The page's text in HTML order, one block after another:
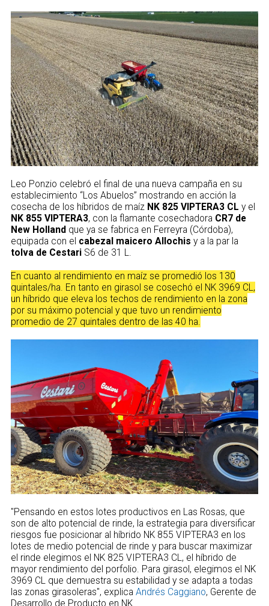
Leo Ponzio celebró el final de una nueva campaña en su
establecimiento “Los Abuelos” mostrando en acción la
cosecha de los híbridos de maíz NK 825 VIPTERA3 CL y el
NK 855 VIPTERA3, con la flamante cosechadora CR7 de
New Holland que ya se fabrica en Ferreyra (Córdoba),
equipada con el cabezal maicero Allochis y a la par la
tolva de CestariS6 de 31 L.
En cuanto al rendimiento en maíz se promedió los 130
quintales/ha. En tanto en girasol se cosechó el NK 3969 CL,
un híbrido que eleva los techos de rendimiento en la zona
por su máximo potencial y que tuvo un rendimiento
promedio de 27 quintales dentro de las 40 ha.
"Pensando en estos lotes productivos en Las Rosas, que
son de alto potencial de rinde, la estrategia para diversificar
riesgos fue posicionar al híbrido NK 855 VIPTERA3 en los
lotes de medio potencial de rinde y para buscar maximizar
el rinde elegimos el NK 825 VIPTERA3 CL, el híbrido de
mayor rendimiento del porfolio. Para girasol, elegimos el NK
3969 CL que demuestra su estabilidad y se adapta a todas
las zonas girasoleras", explica Andrés Caggiano, Gerente de
Desarrollo de Producto en NK.